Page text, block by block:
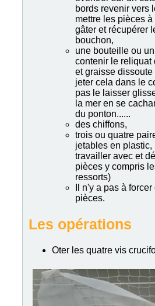
bords revenir vers
mettre les pièces
gâter et récupérer
bouchon,
une bouteille ou
contenir le
et graisse
jeter cela dans le
pas le laisser
la mer en se
du ponton......
des chiffons,
trois ou quatre
jetables en
travailler avec et
pièces y compris
ressorts)
Il n'y a pas à
pièces.
Les opérations
Oter les quatre vis